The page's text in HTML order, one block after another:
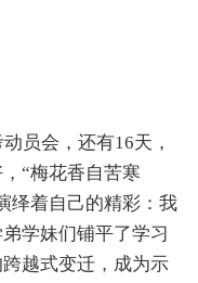
员会，还有16天，
“梅花香自苦寒
绎着自己的精彩：我
学妹们铺平了学习
越式变迁，成为示